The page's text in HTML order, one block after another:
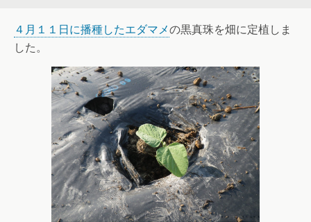
４月１１日に播種したエダマメの黒真珠を畑に定植しま
した。